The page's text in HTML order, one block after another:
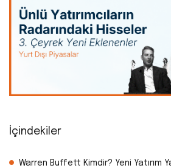
İçindekiler
Warren Buffett Kimdir? Yeni Yatırım